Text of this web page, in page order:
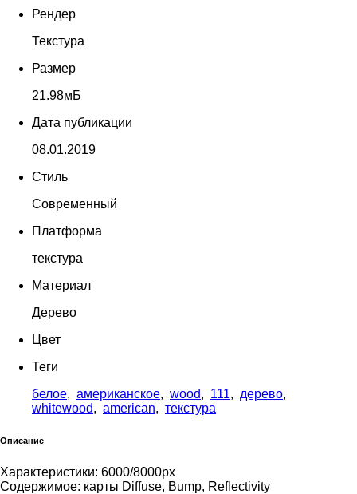
Рендер
Текстура
Размер
21.98мБ
Дата публикации
08.01.2019
Стиль
Современный
Платформа
текстура
Материал
Дерево
Цвет
Теги
белое, американское, wood, 111, дерево,
whitewood, american, текстура
Описание
Характеристики: 6000/8000px
Содержимое: карты Diffuse, Bump, Reflectivity